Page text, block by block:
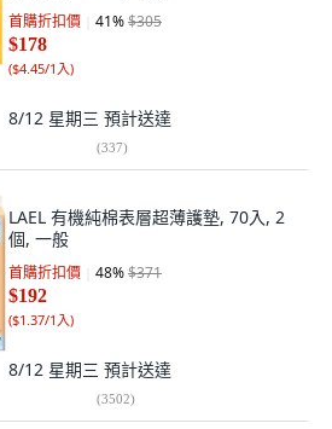
首購折扣價 41%$305
$178
($4.45/1入)
8/12 星期三 預計送達
(337)
LAEL 有機純棉表層超薄護墊, 70入, 2
個, 一般
首購折扣價 48%$371
$192
($1.37/1入)
8/12 星期三 預計送達
(3502)